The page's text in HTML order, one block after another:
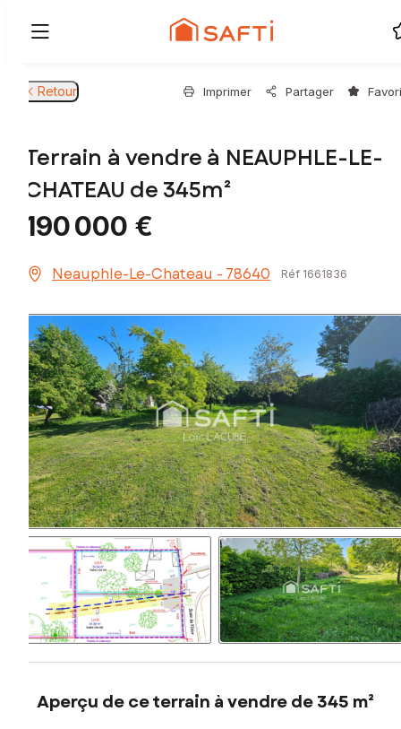
Retour Imprimer Partager
Terrain à vendre à NEAUPHLE-LE-
CHATEAU de 345m²
190 000 €
Neauphle-Le-Chateau - 78640 Réf 1661836
Aperçu de ce terrain à vendre de 345 m²